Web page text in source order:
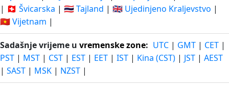
| 🇨🇭 Švicarska | 🇹🇭 Tajland | 🇬🇧 Ujedinjeno Kraljevstvo |
🇻🇳 Vijetnam |
Sadašnje vrijeme u vremenske zone: UTC | GMT | CET |
PST | MST | CST | EST | EET | IST | Kina (CST) | JST | AEST
| SAST | MSK | NZST |